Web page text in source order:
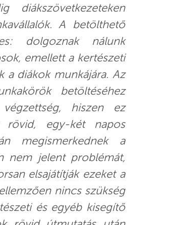
diákszövetkezeteken
A betölthető
dolgoznak nálunk
emellett a kertészeti
a diákok munkájára. Az
betöltéséhez
hiszen ez
rövid, egy-két napos
megismerkednek a
nem jelent problémát,
elsajátítják ezeket a
nincs szükség
és egyéb kisegítő